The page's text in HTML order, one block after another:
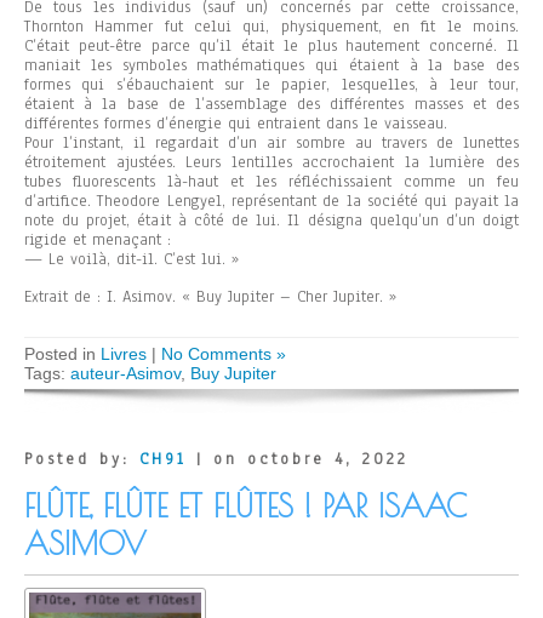
De tous les individus (sauf un) concernés par cette croissance,
Thornton Hammer fut celui qui, physiquement, en fit le moins.
C’était peut-être parce qu’il était le plus hautement concerné. Il
maniait les symboles mathématiques qui étaient à la base des
formes qui s’ébauchaient sur le papier, lesquelles, à leur tour,
étaient à la base de l’assemblage des différentes masses et des
différentes formes d’énergie qui entraient dans le vaisseau.
Pour l’instant, il regardait d’un air sombre au travers de lunettes
étroitement ajustées. Leurs lentilles accrochaient la lumière des
tubes fluorescents là-haut et les réfléchissaient comme un feu
d’artifice. Theodore Lengyel, représentant de la société qui payait la
note du projet, était à côté de lui. Il désigna quelqu’un d’un doigt
rigide et menaçant :
— Le voilà, dit-il. C’est lui. »
Extrait de : I. Asimov. « Buy Jupiter – Cher Jupiter. »
Posted in Livres | No Comments »
Tags: auteur-Asimov, Buy Jupiter
Posted by: CH91 | on octobre 4, 2022
FLÛTE, FLÛTE ET FLÛTES ! PAR ISAAC
ASIMOV